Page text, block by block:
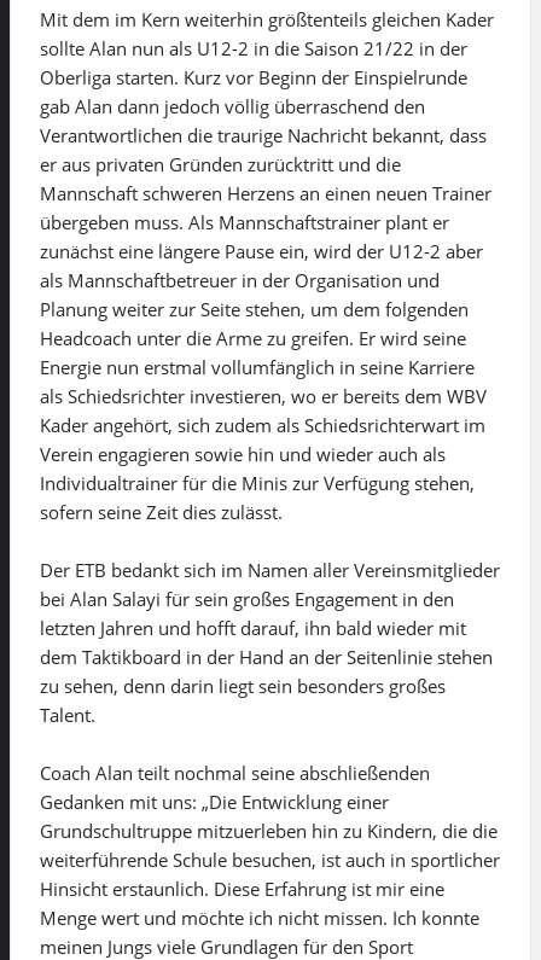
Mit dem im Kern weiterhin größtenteils gleichen Kader
sollte Alan nun als U12-2 in die Saison 21/22 in der
Oberliga starten. Kurz vor Beginn der Einspielrunde
gab Alan dann jedoch völlig überraschend den
Verantwortlichen die traurige Nachricht bekannt, dass
er aus privaten Gründen zurücktritt und die
Mannschaft schweren Herzens an einen neuen Trainer
übergeben muss. Als Mannschaftstrainer plant er
zunächst eine längere Pause ein, wird der U12-2 aber
als Mannschaftbetreuer in der Organisation und
Planung weiter zur Seite stehen, um dem folgenden
Headcoach unter die Arme zu greifen. Er wird seine
Energie nun erstmal vollumfänglich in seine Karriere
als Schiedsrichter investieren, wo er bereits dem WBV
Kader angehört, sich zudem als Schiedsrichterwart im
Verein engagieren sowie hin und wieder auch als
Individualtrainer für die Minis zur Verfügung stehen,
sofern seine Zeit dies zulässt.
Der ETB bedankt sich im Namen aller Vereinsmitglieder
bei Alan Salayi für sein großes Engagement in den
letzten Jahren und hofft darauf, ihn bald wieder mit
dem Taktikboard in der Hand an der Seitenlinie stehen
zu sehen, denn darin liegt sein besonders großes
Talent.
Coach Alan teilt nochmal seine abschließenden
Gedanken mit uns: „Die Entwicklung einer
Grundschultruppe mitzuerleben hin zu Kindern, die die
weiterführende Schule besuchen, ist auch in sportlicher
Hinsicht erstaunlich. Diese Erfahrung ist mir eine
Menge wert und möchte ich nicht missen. Ich konnte
meinen Jungs viele Grundlagen für den Sport